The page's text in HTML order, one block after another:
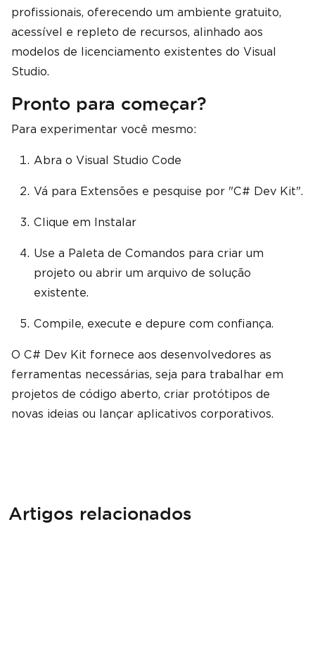
profissionais, oferecendo um ambiente gratuito,
acessível e repleto de recursos, alinhado aos
modelos de licenciamento existentes do Visual
Studio.
Pronto para começar?
Para experimentar você mesmo:
Abra o Visual Studio Code
Vá para Extensões e pesquise por "C# Dev Kit".
Clique em Instalar
Use a Paleta de Comandos para criar um
projeto ou abrir um arquivo de solução
existente.
Compile, execute e depure com confiança.
O C# Dev Kit fornece aos desenvolvedores as
ferramentas necessárias, seja para trabalhar em
projetos de código aberto, criar protótipos de
novas ideias ou lançar aplicativos corporativos.
Artigos relacionados